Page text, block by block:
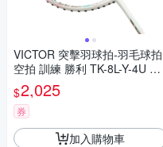
VICTOR 突擊羽球拍-羽毛球拍
空拍 訓練 勝利 TK-8L-Y-4U 淺
粉白金綠
$2,025
券
加入購物車